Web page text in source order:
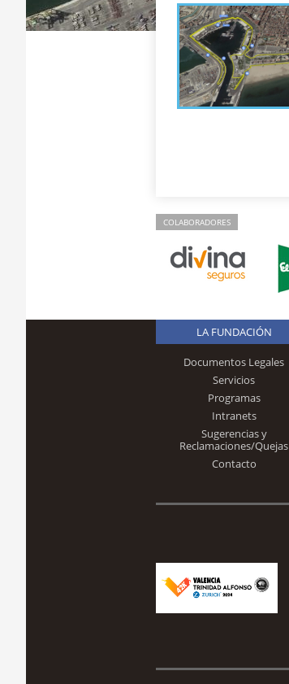
COLABORADORES
LA FUNDACIÓN
Documentos Legales
Servicios
Programas
Intranets
Sugerencias y
Reclamaciones/Quejas
Contacto